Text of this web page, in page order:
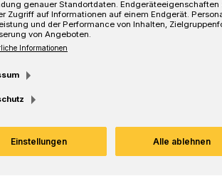
ist eine Teilnahme möglich.
Lesezeit
genauer Standortdaten.
Zugriff auf Informationen auf einem Endgerät.
und der Performance von Inhalten,
von Angeboten.
Informationen
Einstellungen Alle ablehnen